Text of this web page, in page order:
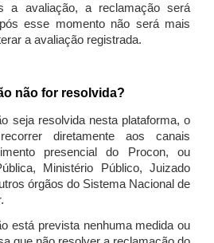
a avaliação, a reclamação será
esse momento não será mais
a avaliação registrada.
não for resolvida?
seja resolvida nesta plataforma, o
diretamente aos canais
presencial do Procon, ou
Ministério Público, Juizado
órgãos do Sistema Nacional de
está prevista nenhuma medida ou